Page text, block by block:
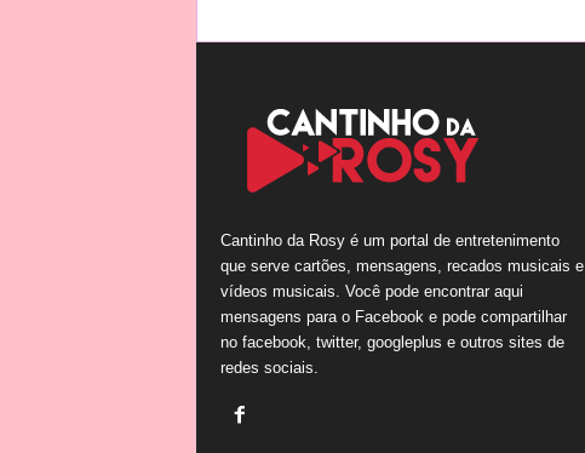
Cantinho da Rosy é um portal de entretenimento
que serve cartões, mensagens, recados musicais e
vídeos musicais. Você pode encontrar aqui
mensagens para o Facebook e pode compartilhar
no facebook, twitter, googleplus e outros sites de
redes sociais.